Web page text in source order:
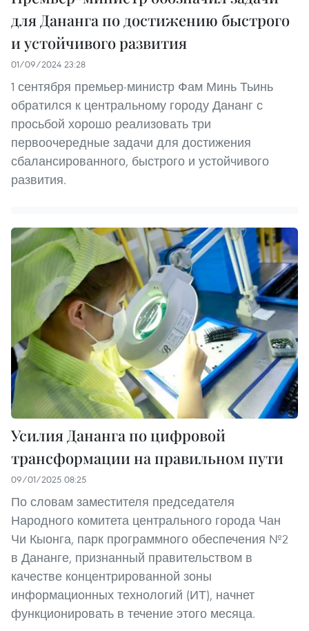
для Дананга по достижению быстрого
и устойчивого развития
01/09/2024 23:28
1 сентября премьер-министр Фам Минь Тьинь
обратился к центральному городу Дананг с
просьбой хорошо реализовать три
первоочередные задачи для достижения
сбалансированного, быстрого и устойчивого
развития.
Усилия Дананга по цифровой
трансформации на правильном пути
09/01/2025 08:25
По словам заместителя председателя
Народного комитета центрального города Чан
Чи Кыонга, парк программного обеспечения №2
в Дананге, признанный правительством в
качестве концентрированной зоны
информационных технологий (ИТ), начнет
функционировать в течение этого месяца.